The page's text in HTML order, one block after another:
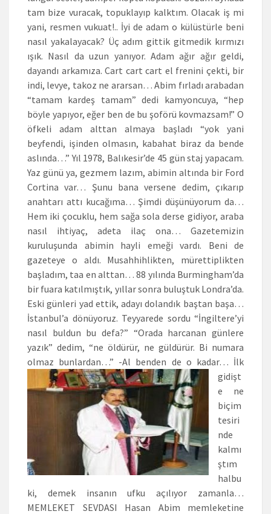
tam bize vuracak, topuklayıp kalktım. Olacak iş mi
yani, resmen vukuat!.. İyi de adam o külüstürle beni
nasıl yakalayacak? Üç adım gittik gitmedik kırmızı
ışık. Nasıl da uzun yanıyor. Adam ağır ağır geldi,
dayandı arkamıza. Cart cart cart el frenini çekti, bir
indi, levye, takoz ne ararsan… Abim fırladı arabadan
“tamam kardeş tamam” dedi kamyoncuya, “hep
böyle yapıyor, eğer ben de bu şoförü kovmazsam!” O
öfkeli adam alttan almaya başladı “yok yani
beyfendi, işinden olmasın, kabahat biraz da bende
aslında…” Yıl 1978, Balıkesir’de 45 gün staj yapacam.
Yaz günü ya, gezmem lazım, abimin altında bir Ford
Cortina var… Şunu bana versene dedim, çıkarıp
anahtarı attı kucağıma… Şimdi düşünüyorum da…
Hem iki çocuklu, hem sağa sola derse gidiyor, araba
nasıl ihtiyaç, adeta ilaç ona… Gazetemizin
kuruluşunda abimin hayli emeği vardı. Beni de
gazeteye o aldı. Musahhihlikten, mürettiplikten
başladım, taa en alttan… 88 yılında Burmingham’da
bir fuara katılmıştık, yıllar sonra buluştuk Londra’da.
Eski günleri yad ettik, adayı dolandık baştan başa…
İstanbul’a dönüyoruz. Teyyarede sordu “İngiltere’yi
nasıl buldun bu defa?” “Orada harcanan günlere
yazık” dedim, “ne öldürür, ne güldürür. Bi numara
olmaz bunlardan…” -Al benden de o kadar… İlk
gidişt
e ne
biçim
tesiri
nde
kalmı
ştım
halbu
ki, demek insanın ufku açılıyor zamanla…
MEMLEKET SEVDASI Hasan Abim memleketine